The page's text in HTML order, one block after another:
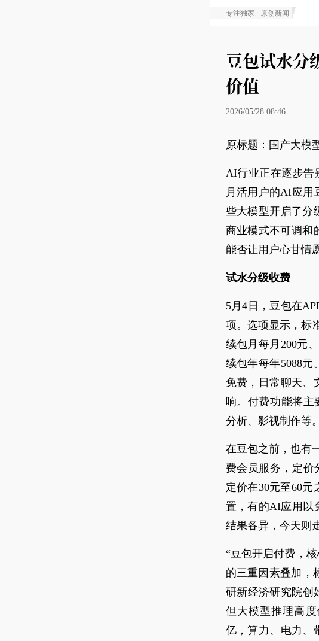
专注独家 · 原创新闻
豆包试水分
价值
2026/05/28 08:46
原标题：国产大模
AI行业正在逐步告
月活用户的AI应用
些大模型开启了分
商业模式不可调和
能否让用户心甘情
试水分级收费
5月4日，豆包在
项。选项显示，标
续包月每月200元
续包年每年5088
免费，日常聊天、
响。付费功能将主
分析、影视制作等。
在豆包之前，也有
费会员服务，定价
定价在30元至60
置，有的AI应用以
结果各异，今天则
“豆包开启付费，
的三重因素叠加，
研新经济研究院创
但大模型推理高度
亿，算力、电力、